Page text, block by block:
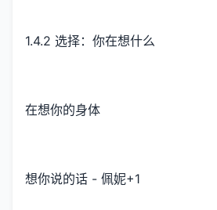
1.4.2 选择：你在想什么
在想你的身体
想你说的话 - 佩妮+1